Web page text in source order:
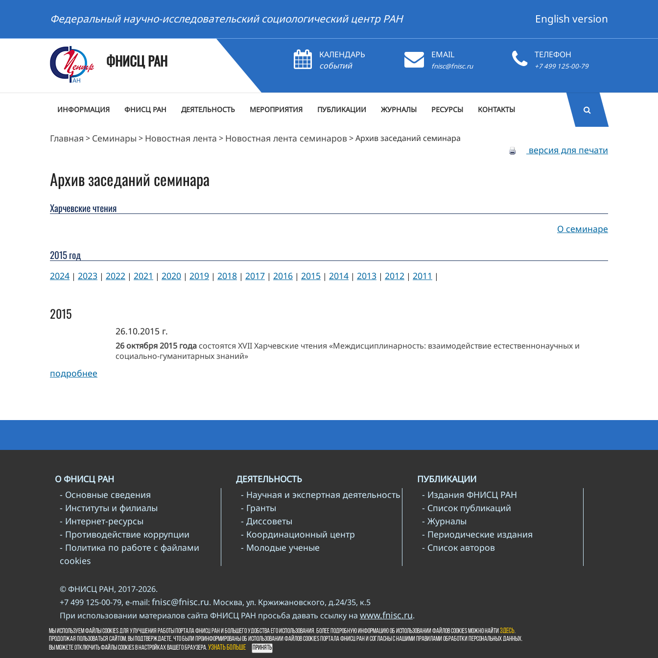
Федеральный научно-исследовательский социологический центр РАН English version
ФНИСЦ РАН
КАЛЕНДАРЬ
событий
EMAIL
fnisc@fnisc.ru
ТЕЛЕФОН
+7 499 125-00-79
ИНФОРМАЦИЯ ФНИСЦ РАН ДЕЯТЕЛЬНОСТЬ МЕРОПРИЯТИЯ ПУБЛИКАЦИИ ЖУРНАЛЫ РЕСУРСЫ КОНТАКТЫ
Главная > Семинары > Новостная лента > Новостная лента семинаров>Архив заседаний семинара
версия для печати
Архив заседаний семинара
Харчевские чтения
О семинаре
2015 год
2024 | 2023 | 2022 | 2021 | 2020 | 2019 | 2018 | 2017 | 2016 | 2015 | 2014 | 2013 | 2012 | 2011 |
2015
26.10.2015 г.
26 октября 2015 годасостоятся XVII Харчевские чтения «Междисциплинарность: взаимодействие естественнонаучных и
социально-гуманитарных знаний»
подробнее
О ФНИСЦ РАН
- Основные сведения
- Институты и филиалы
- Интернет-ресурсы
- Противодействие коррупции
- Политика по работе с файлами
cookies
ДЕЯТЕЛЬНОСТЬ
- Научная и экспертная деятельность
- Гранты
- Диссоветы
- Координационный центр
- Молодые ученые
ПУБЛИКАЦИИ
- Издания ФНИСЦ РАН
- Список публикаций
- Журналы
- Периодические издания
- Список авторов
© ФНИСЦ РАН, 2017-2026.
+7 499 125-00-79, e-mail: fnisc@fnisc.ru. Москва, ул. Кржижановского, д.24/35, к.5
При использовании материалов сайта ФНИСЦ РАН просьба давать ссылку на www.fnisc.ru.
Пожалуйста, познакомьтесь справилами копирайта
ВКонтакте
Мы используем файлы cookies для улучшения работы портала ФНИСЦ РАН и большего удобства его использования. Более подробную информацию об использовании файлов cookies можно найтиздесь.
Продолжая пользоваться сайтом, Вы подтверждаете, что были проинформированы об использовании файлов cookies портала ФНИСЦ РАН и согласны с нашими правилами обработки персональных данных.
Вы можете отключить файлы cookies в настройках Вашего браузера. Узнать больше Принять